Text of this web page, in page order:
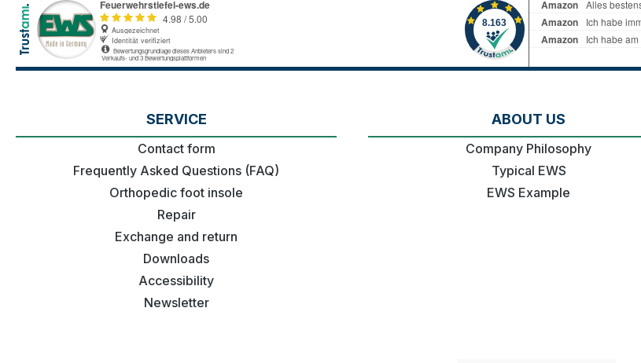
SERVICE
Contact form
Frequently Asked Questions (FAQ)
Orthopedic foot insole
Repair
Exchange and return
Downloads
Accessibility
Newsletter
ABOUT US
Company Philosophy
Typical EWS
EWS Example